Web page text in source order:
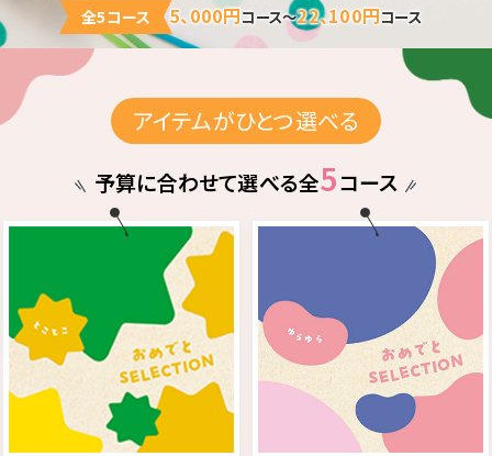
全5コース 5、000円コース～22、100円コース
アイテムがひとつ選べる
予算に合わせて選べる全5コース